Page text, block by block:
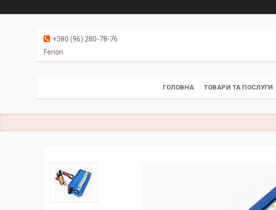
+380 (96) 280-78-76
Fenon
ГОЛОВНА ТОВАРИ ТА ПОСЛУГИ